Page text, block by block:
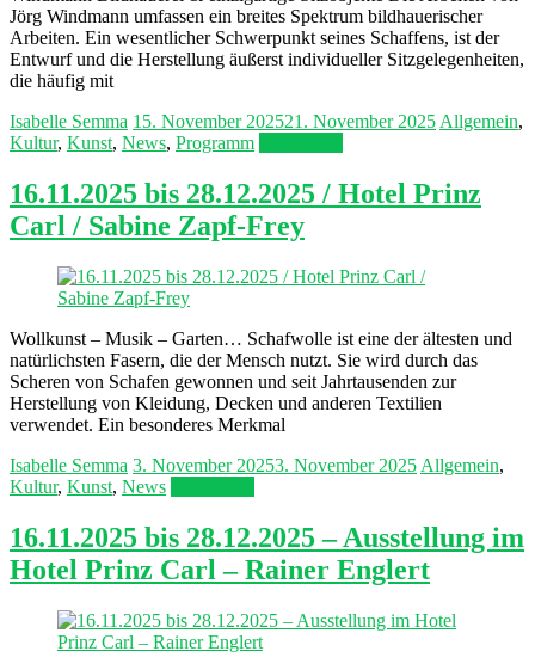
Jörg Windmann umfassen ein breites Spektrum bildhauerischer
Arbeiten. Ein wesentlicher Schwerpunkt seines Schaffens, ist der
Entwurf und die Herstellung äußerst individueller Sitzgelegenheiten,
die häufig mit
Isabelle Semma 15. November 202521. November 2025 Allgemein,
Kultur, Kunst, News, Programm
16.11.2025 bis 28.12.2025 / Hotel Prinz
Carl / Sabine Zapf-Frey
Wollkunst – Musik – Garten… Schafwolle ist eine der ältesten und
natürlichsten Fasern, die der Mensch nutzt. Sie wird durch das
Scheren von Schafen gewonnen und seit Jahrtausenden zur
Herstellung von Kleidung, Decken und anderen Textilien
verwendet. Ein besonderes Merkmal
Isabelle Semma 3. November 20253. November 2025 Allgemein,
Kultur, Kunst, News
16.11.2025 bis 28.12.2025 – Ausstellung im
Hotel Prinz Carl – Rainer Englert